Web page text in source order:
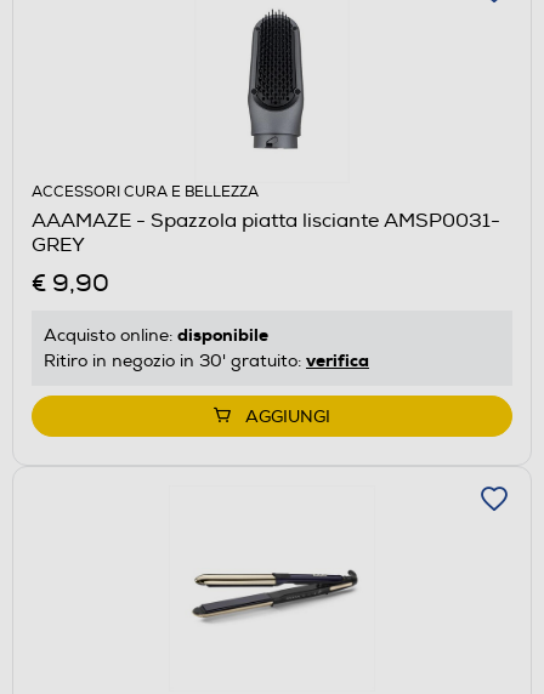
ACCESSORI CURA E BELLEZZA
AAAMAZE - Spazzola piatta lisciante AMSP0031-
GREY
€ 9,90
Acquisto online: disponibile
Ritiro in negozio in 30' gratuito: verifica
AGGIUNGI